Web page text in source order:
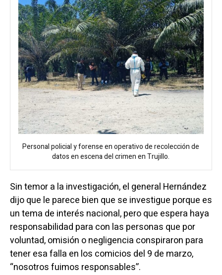
Personal policial y forense en operativo de recolección de
datos en escena del crimen en Trujillo.
Sin temor a la investigación, el general Hernández
dijo que le parece bien que se investigue porque es
un tema de interés nacional, pero que espera haya
responsabilidad para con las personas que por
voluntad, omisión o negligencia conspiraron para
tener esa falla en los comicios del 9 de marzo,
“nosotros fuimos responsables”.